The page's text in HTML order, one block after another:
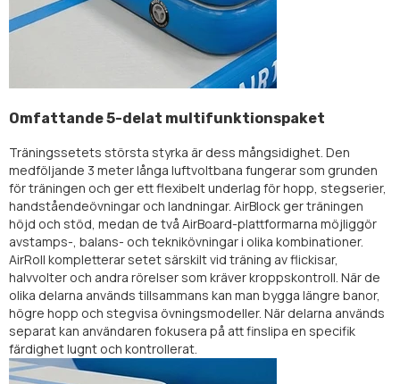
Omfattande 5-delat multifunktionspaket
Träningssetets största styrka är dess mångsidighet. Den
medföljande 3 meter långa luftvoltbana fungerar som grunden
för träningen och ger ett flexibelt underlag för hopp, stegserier,
handståendeövningar och landningar. AirBlock ger träningen
höjd och stöd, medan de två AirBoard-plattformarna möjliggör
avstamps-, balans- och teknikövningar i olika kombinationer.
AirRoll kompletterar setet särskilt vid träning av flickisar,
halvvolter och andra rörelser som kräver kroppskontroll. När de
olika delarna används tillsammans kan man bygga längre banor,
högre hopp och stegvisa övningsmodeller. När delarna används
separat kan användaren fokusera på att finslipa en specifik
färdighet lugnt och kontrollerat.